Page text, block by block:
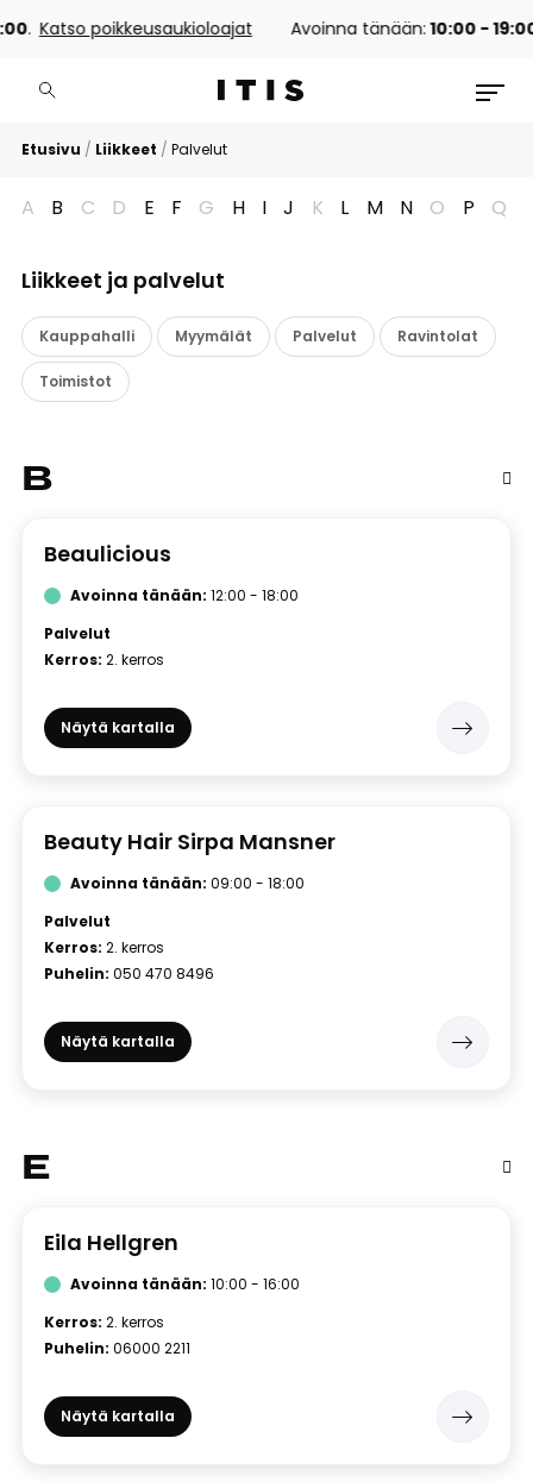
. Katso poikkeusaukioloajat Avoinna tänään:10:00 - 19:00.
Etusivu / Liikkeet / Palvelut
A B C D E F G H I J K L M N O P Q
Liikkeet ja palvelut
Kauppahalli Myymälät Palvelut Ravintolat
Toimistot
B
Beaulicious
Avoinna tänään: 12:00 - 18:00
Palvelut
Kerros: 2. kerros
Näytä kartalla
Beauty Hair Sirpa Mansner
Avoinna tänään: 09:00 - 18:00
Palvelut
Kerros: 2. kerros
Puhelin: 050 470 8496
Näytä kartalla
E
Eila Hellgren
Avoinna tänään: 10:00 - 16:00
Kerros: 2. kerros
Puhelin: 06000 2211
Näytä kartalla